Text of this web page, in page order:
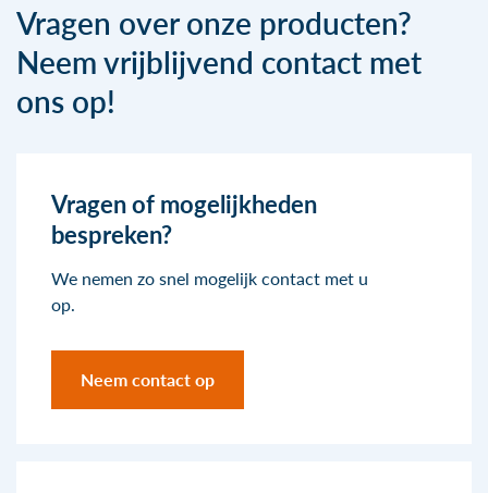
Vragen over onze producten?
Neem vrijblijvend contact met
ons op!
Vragen of mogelijkheden
bespreken?
We nemen zo snel mogelijk contact met u
op.
Neem contact op